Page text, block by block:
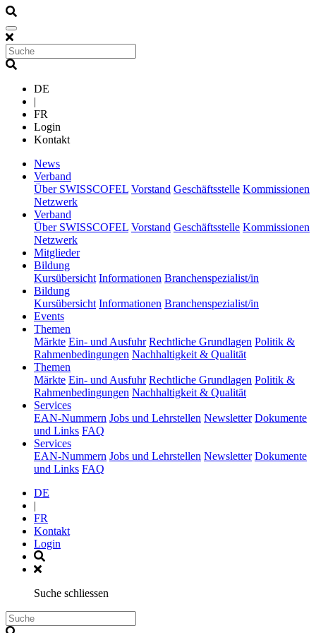
DE
|
FR
Login
Kontakt
News(current)
Verband
Über SWISSCOFEL Vorstand Geschäftsstelle Kommissionen
Netzwerk
Verband
Über SWISSCOFEL Vorstand Geschäftsstelle Kommissionen
Netzwerk
Mitglieder(current)
Bildung(current)
Kursübersicht Informationen Branchenspezialist/in
Bildung(current)
Kursübersicht Informationen Branchenspezialist/in
Events(current)
Themen
Märkte Ein- und Ausfuhr Rechtliche Grundlagen Politik &
Rahmenbedingungen Nachhaltigkeit & Qualität
Themen
Märkte Ein- und Ausfuhr Rechtliche Grundlagen Politik &
Rahmenbedingungen Nachhaltigkeit & Qualität
Services(current)
EAN-Nummern Jobs und Lehrstellen Newsletter Dokumente
und Links FAQ
Services(current)
EAN-Nummern Jobs und Lehrstellen Newsletter Dokumente
und Links FAQ
DE
|
FR
Kontakt
Login
Suche schliessen